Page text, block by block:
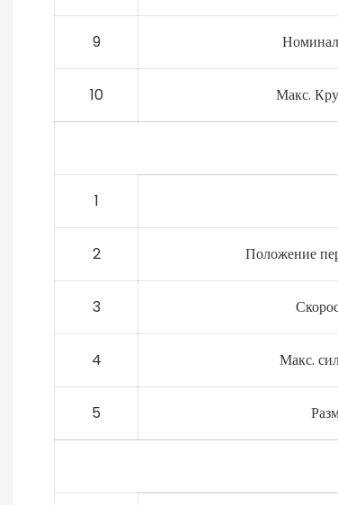
9
10 Макс.
1
2 Положение
3
4 Макс.
5